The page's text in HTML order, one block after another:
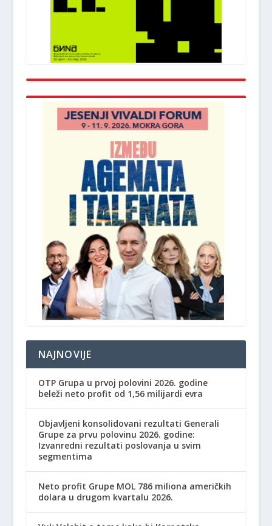
NAJNOVIJE
OTP Grupa u prvoj polovini 2026. godine
beleži neto profit od 1,56 milijardi evra
Objavljeni konsolidovani rezultati Generali
Grupe za prvu polovinu 2026. godine:
Izvanredni rezultati poslovanja u svim
segmentima
Neto profit Grupe MOL 786 miliona američkih
dolara u drugom kvartalu 2026.